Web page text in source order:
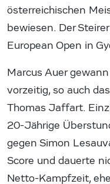
österreichischen
bewiesen. Der
European Open in
Marcus Auer
vorzeitig, so auch
Thomas Jaffart.
20-Jährige
gegen Simon
Score und dauerte
Netto-Kampfzeit,